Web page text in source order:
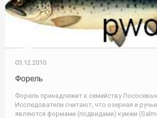
03.12.2010
Форель
Форель принадлежит к семейству
Исследователи считают, что озерная и
являются формами (подвидами) кумжи